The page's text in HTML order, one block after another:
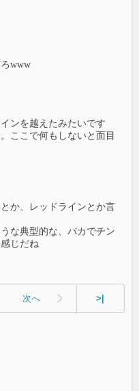
www
ンを越えたみたいです
ここで何もしないと面目
か、レッドラインとか言
な典型的な、バカでチン
じだね
次へ >|